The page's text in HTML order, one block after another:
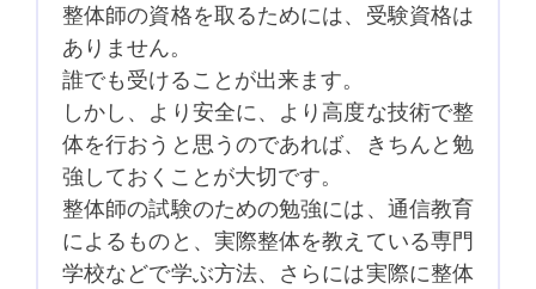
整体師の資格を取るためには、受験資格は
ありません。
誰でも受けることが出来ます。
しかし、より安全に、より高度な技術で整
体を行おうと思うのであれば、きちんと勉
強しておくことが大切です。
整体師の試験のための勉強には、通信教育
によるものと、実際整体を教えている専門
学校などで学ぶ方法、さらには実際に整体